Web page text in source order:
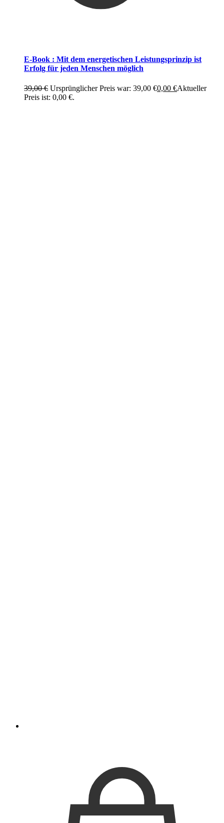
E-Book : Mit dem energetischen Leistungsprinzip ist
Erfolg für jeden Menschen möglich
39,00€ Ursprünglicher Preis war: 39,00 €0,00 €Aktueller
Preis ist: 0,00 €.